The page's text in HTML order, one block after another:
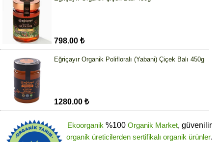
798.00 ₺
Eğriçayır Organik Polifloralı (Yabani) Çiçek Balı 450g
1280.00 ₺
Ekoorganik %100 Organik Market, güvenilir
organik üreticilerden sertifikalı organik ürünler.